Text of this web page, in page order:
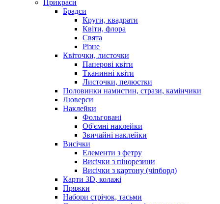
Прикраси
Брадси
Круги, квадрати
Квіти, флора
Свята
Різне
Квіточки, листочки
Паперові квіти
Тканинні квіти
Листочки, пелюстки
Половинки намистин, стрази, камінчики
Люверси
Наклейки
Фольговані
Об'ємні наклейки
Звичайні наклейки
Висічки
Елементи з фетру
Висічки з пінорезини
Висічки з картону (чіпборд)
Карти 3D, колажі
Пряжки
Набори стрічок, тасьми